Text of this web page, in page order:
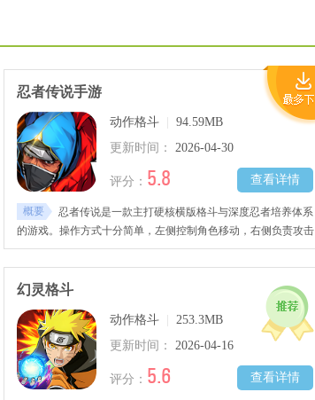
忍者传说手游
动作格斗
94.59MB
更新时间：
2026-04-30
查看详情
评分： 5.8
概要
忍者传说是一款主打硬核横版格斗与深度忍者培养体系
的游戏。操作方式十分简单，左侧控制角色移动，右侧负责攻击
与技能释放。普通攻击衔接技能可以打出浮空效果，击倒对手之
后，武器熟练度逐步提升，进而解锁全新招式和终结技。游戏内
包含多条养成路径，例如天赋系统、装备系统等。玩家通过提升
特定天赋节点、穿戴对应装备，打造专属于自己的战斗流派。赶
快下载使用吧！
幻灵格斗
动作格斗
253.3MB
更新时间：
2026-04-16
查看详情
评分： 5.6